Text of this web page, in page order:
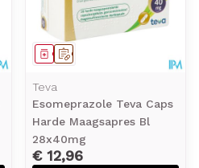
Op voorschrift
Geneesmiddel
Teva
Esomeprazole Teva Caps
Harde Maagsapres Bl
28x40mg
€ 12,96